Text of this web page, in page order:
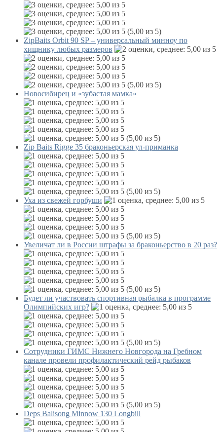
(5,00 из 5)
ZipBaits Orbit 90 SP – универсальный минноу по
хищнику любых размеров
(5,00 из 5)
Новосибирец и «зубастая мамка»
(5,00 из 5)
Zip Baits Rigge 35 браконьерская ул-приманка
(5,00 из 5)
Уха из свежей горбуши
(5,00 из 5)
Увеличат ли в России штрафы за браконьерство в 20 раз?
(5,00 из 5)
Будет ли участвовать спортивная рыбалка в программе
Олимпийских игр?
(5,00 из 5)
Сотрудники ГИМС Нижнего Новгорода на Гребном
канале провели профилактический рейд рыбаков
(5,00 из 5)
Deps Balisong Minnow 130 Longbill